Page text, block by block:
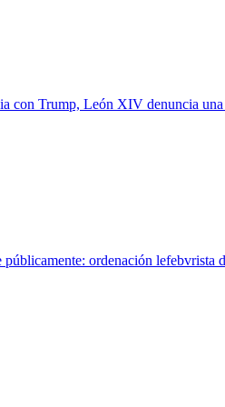
con Trump, León XIV denuncia
públicamente: ordenación